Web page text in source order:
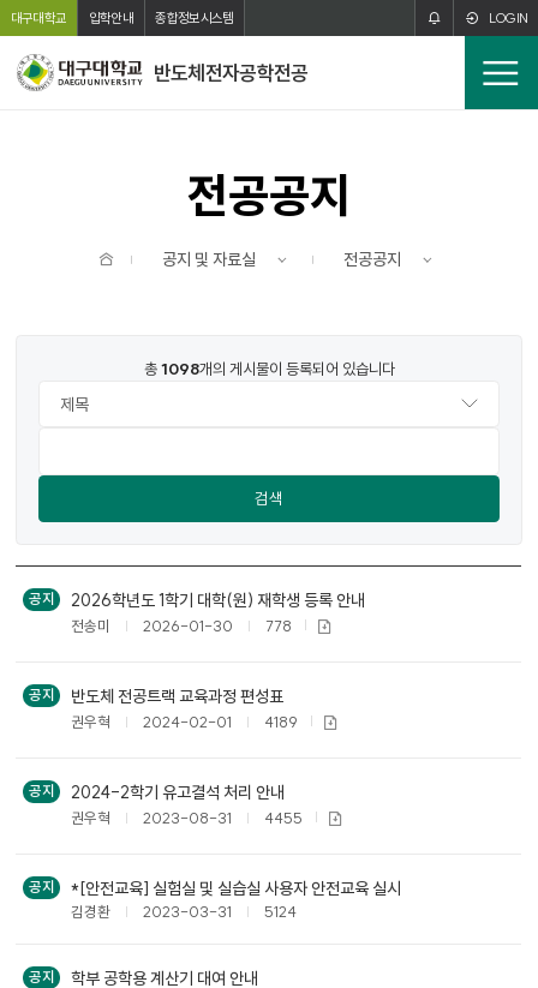
본문 바로가기
주메뉴 바로가기
대구대학교 입학안내 종합정보시스템 LOGIN
반도체전자공학전공
전
체
전공공지
공지 및 자료실 전공공지
총1098개의 게시물이 등록되어 있습니다
검색
지
목
록
공지 2026학년도 1학기 대학(원) 재학생 등록 안내
전송미 2026-01-30 778
공지 반도체 전공트랙 교육과정 편성표
권우혁 2024-02-01 4189
공지 2024-2학기 유고결석 처리 안내
권우혁 2023-08-31 4455
공지 *[안전교육] 실험실 및 실습실 사용자 안전교육 실시
김경환 2023-03-31 5124
공지 학부 공학용 계산기 대여 안내